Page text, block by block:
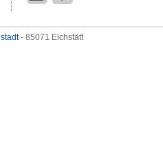
- 85071 Eichstätt